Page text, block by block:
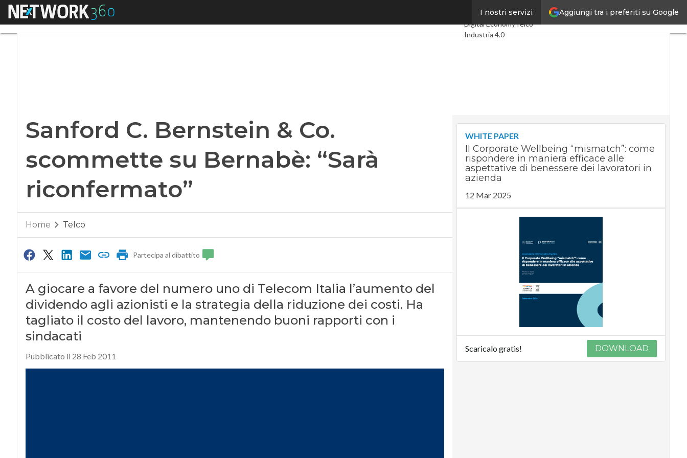
Aggiungi tra i preferiti su Google
I nostri servizi
Menu
Ultimi articoli
Digital EconomyTelco
Industria 4.0
Sanford C. Bernstein & Co.
scommette su Bernabè: “Sarà
riconfermato”
Home Telco
Partecipa al dibattito
A giocare a favore del numero uno di Telecom Italia l’aumento del
dividendo agli azionisti e la strategia della riduzione dei costi. Ha
tagliato il costo del lavoro, mantenendo buoni rapporti con i
sindacati
Pubblicato il 28 Feb 2011
WHITE PAPER
Il Corporate Wellbeing “mismatch”: come
rispondere in maniera efficace alle
aspettative di benessere dei lavoratori in
azienda
12 Mar 2025
Scaricalo gratis! DOWNLOAD